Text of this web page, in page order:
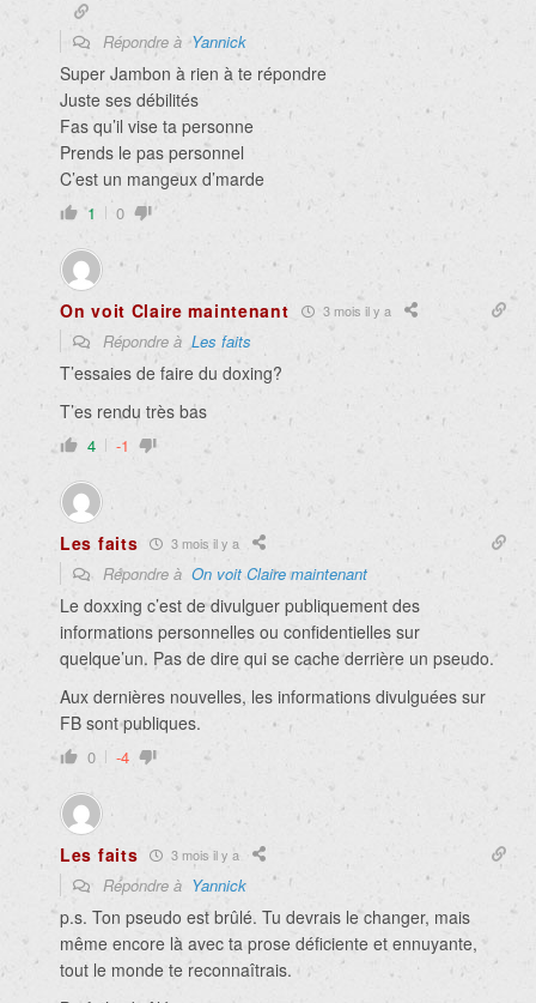
Répondre àYannick
Super Jambon à rien à te répondre
Juste ses débilités
Fas qu’il vise ta personne
Prends le pas personnel
C’est un mangeux d’marde
1 0
On voit Claire maintenant 3 mois il y a
Répondre à Les faits
T’essaies de faire du doxing?
T’es rendu très bas
4 -1
Les faits 3 mois il y a
Répondre à On voit Claire maintenant
Le doxxing c’est dedivulguer publiquement des
informations personnelles ou confidentielles sur
quelque’un. Pas de dire qui se cache derrière un pseudo.
Aux dernières nouvelles, les informations divulguées sur
FB sont publiques.
0 -4
Les faits 3 mois il y a
Répondre à Yannick
p.s. Ton pseudo est brûlé. Tu devrais le changer, mais
même encore là avec ta prose déficiente et ennuyante,
tout le monde te reconnaîtrais.